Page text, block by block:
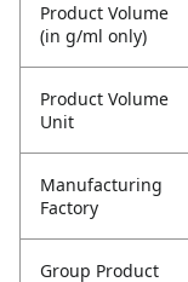
Product Volume
(in g/ml only)
Product Volume
Unit
Manufacturing
Factory
Group Product